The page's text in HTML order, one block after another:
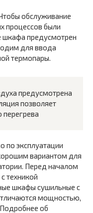
обслуживание
процессов были
шкафа предусмотрен
для ввода
термопары.
предусмотрена
позволяет
перегрева
по эксплуатации
вариантом для
Перед началом
техникой
шкафы сушильные с
мощностью,
об